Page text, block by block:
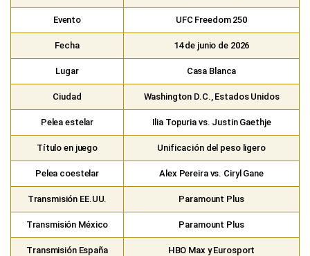
Evento UFC Freedom 250
Fecha 14 de junio de 2026
Lugar Casa Blanca
Ciudad Washington D.C., Estados Unidos
Pelea estelar Ilia Topuria vs. Justin Gaethje
Título en juego Unificación del peso ligero
Pelea coestelar Alex Pereira vs. Ciryl Gane
Transmisión EE.UU. Paramount Plus
Transmisión México Paramount Plus
Transmisión España HBO Max y Eurosport